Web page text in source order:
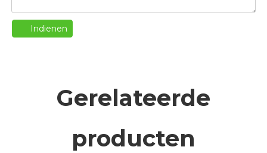
Indienen
Gerelateerde
producten